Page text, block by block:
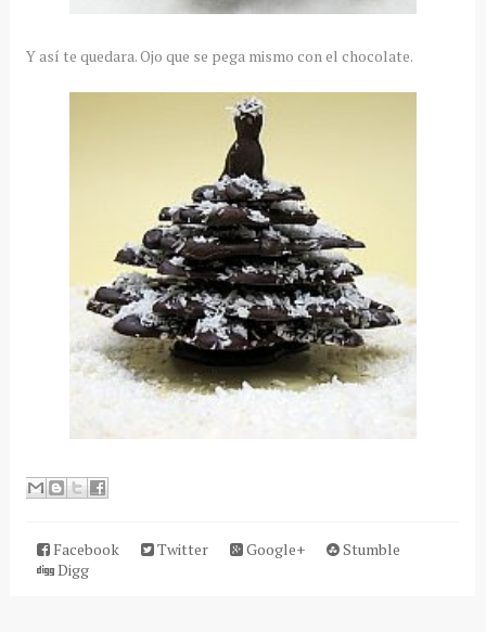
Y así te quedara. Ojo que se pega mismo con el chocolate.
Facebook Twitter Google+
Stumble
Digg